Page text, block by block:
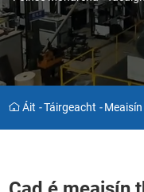
Áit -Táirgeacht -